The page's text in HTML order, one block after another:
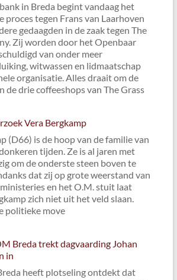
in Breda begint vandaag het
proces tegen Frans van Laarhoven
gedaagden in de zaak tegen The
Zij worden door het Openbaar
van onder meer
witwassen en lidmaatschap
organisatie. Alles draait om de
de drie coffeeshops van The Grass
Vera Bergkamp
(D66) is de hoop van de familie van
tijden. Ze is al jaren met
om de onderste steen boven te
dat zij op grote weerstand van
en het O.M. stuit laat
zich niet uit het veld slaan.
politieke move
Breda trekt dagvaarding Johan
in
heeft plotseling ontdekt dat